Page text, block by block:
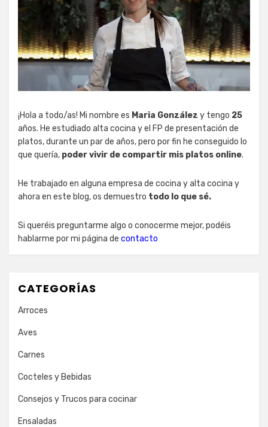
¡Hola a todo/as! Mi nombre es Maria González y tengo 25
años. He estudiado alta cocina y el FP de presentación de
platos, durante un par de años, pero por fin he conseguido lo
que quería, poder vivir de compartir mis platos online.
He trabajado en alguna empresa de cocina y alta cocina y
ahora en este blog, os demuestro todo lo que sé.
Si queréis preguntarme algo o conocerme mejor, podéis
hablarme por mi página de contacto
CATEGORÍAS
Arroces
Aves
Carnes
Cocteles y Bebidas
Consejos y Trucos para cocinar
Ensaladas